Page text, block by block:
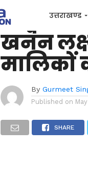
उत्तराखण्ड
प्रशासनिक
हल्द्वानी
खनन
मालिकों
By Gurmeet
Published on
SHARE